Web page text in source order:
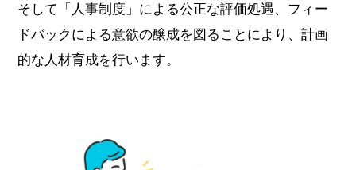
そして「人事制度」による公正な評価処遇、フィー
ドバックによる意欲の醸成を図ることにより、計画
的な人材育成を行います。